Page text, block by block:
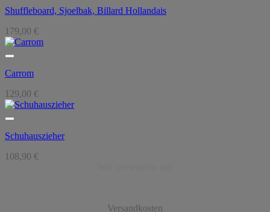
Shuffleboard, Sjoelbak, Billard Hollandais
179,00 €
Carrom
129,00 €
Schuhauszieher
108,90 €
Versandkosten